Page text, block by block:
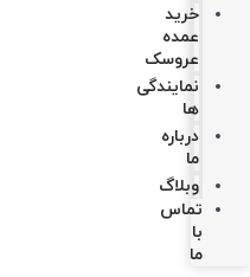
خرید
عمده
عروسک
نمایندگی
ها
درباره
ما
وبلاگ
تماس
با
ما